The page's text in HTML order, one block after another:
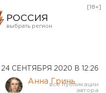
РОССИЯ
Курган
[18+]
24 СЕНТЯБРЯ 2020 В 12:26
Анна Гринь